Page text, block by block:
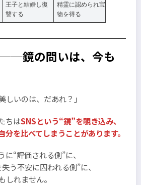
王子と結婚し復
讐する
精霊に認められ宝
物を得る
鏡の問いは、今も
しいのは、だあれ？」
ちはSNSという“鏡”を覗き込み、
を比べてしまうことがあります。
“評価される側”に、
う不安に囚われる側”に、
しれません。